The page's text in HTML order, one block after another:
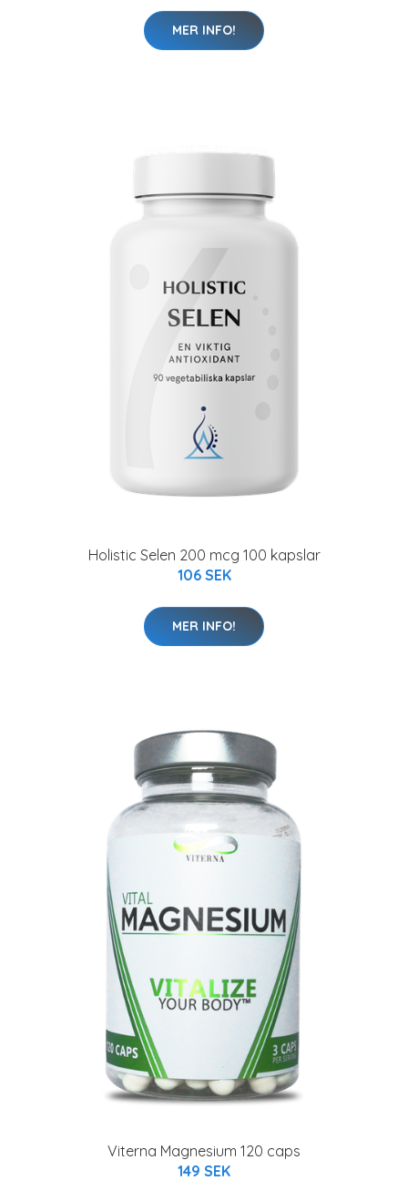
MER INFO!
Holistic Selen 200 mcg 100 kapslar
106 SEK
MER INFO!
Viterna Magnesium 120 caps
149 SEK